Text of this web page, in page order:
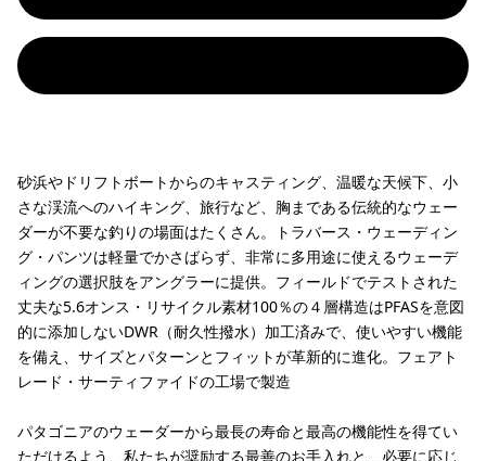
砂浜やドリフトボートからのキャスティング、温暖な天候下、小
さな渓流へのハイキング、旅行など、胸まである伝統的なウェー
ダーが不要な釣りの場面はたくさん。トラバース・ウェーディン
グ・パンツは軽量でかさばらず、非常に多用途に使えるウェーデ
ィングの選択肢をアングラーに提供。フィールドでテストされた
丈夫な5.6オンス・リサイクル素材100％の４層構造はPFASを意図
的に添加しないDWR（耐久性撥水）加工済みで、使いやすい機能
を備え、サイズとパターンとフィットが革新的に進化。フェアト
レード・サーティファイドの工場で製造
パタゴニアのウェーダーから最長の寿命と最高の機能性を得てい
ただけるよう、 私たちが奨励する最善のお手入れと、必要に応じ